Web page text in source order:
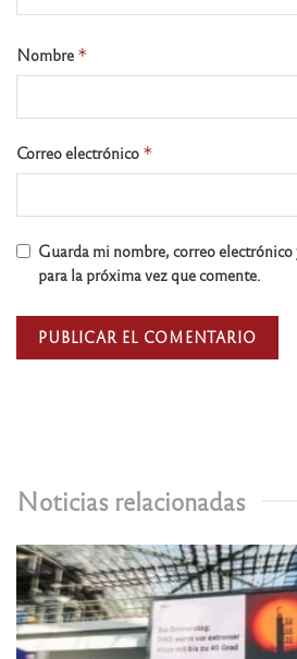
Noticias relacionadas
Nombre *
Correo electrónico *
Guarda mi nombre, correo electrónico
para la próxima vez que comente.